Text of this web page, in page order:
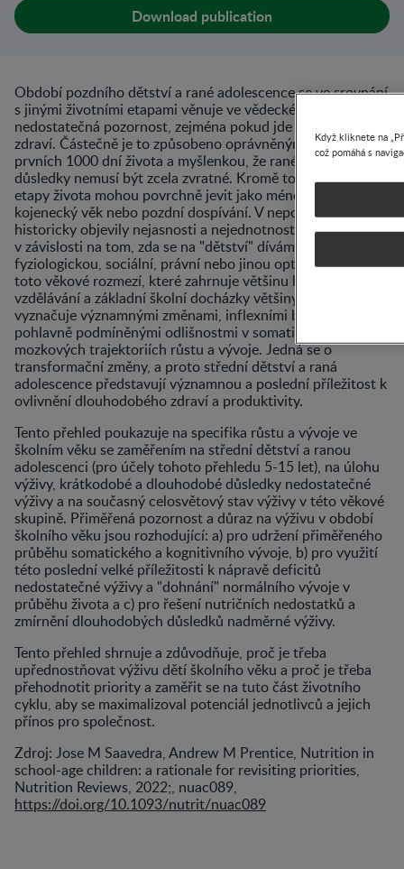
Download publication
Období pozdního dětství a rané adolescence se ve srovnání
s jinými životními etapami věnuje ve vědeckém výzkumu
nedostatečná pozornost, zejména pokud jde o výživu a
zdraví. Částečně je to způsobeno oprávněným důrazem na
prvních 1000 dní života a myšlenkou, že rané deficity a
důsledky nemusí být zcela zvratné. Kromě toho se tyto
etapy života mohou povrchně jevit jako méně "rušné" než
kojenecký věk nebo pozdní dospívání. V neposlední řadě se
historicky objevily nejasnosti a nejednotnost v terminologii
v závislosti na tom, zda se na "dětství" díváme
fyziologickou, sociální, právní nebo jinou optikou. Nicméně
toto věkové rozmezí, které zahrnuje většinu let základního
vzdělávání a základní školní docházky většiny jedinců, se
vyznačuje významnými změnami, inflexními body a
pohlavně podmíněnými odlišnostmi v somatických a
mozkových trajektoriích růstu a vývoje. Jedná se o
transformační změny, a proto střední dětství a raná
adolescence představují významnou a poslední příležitost k
ovlivnění dlouhodobého zdraví a produktivity.
Tento přehled poukazuje na specifika růstu a vývoje ve
školním věku se zaměřením na střední dětství a ranou
adolescenci (pro účely tohoto přehledu 5-15 let), na úlohu
výživy, krátkodobé a dlouhodobé důsledky nedostatečné
výživy a na současný celosvětový stav výživy v této věkové
skupině. Přiměřená pozornost a důraz na výživu v období
školního věku jsou rozhodující: a) pro udržení přiměřeného
průběhu somatického a kognitivního vývoje, b) pro využití
této poslední velké příležitosti k nápravě deficitů
nedostatečné výživy a "dohnání" normálního vývoje v
průběhu života a c) pro řešení nutričních nedostatků a
zmírnění dlouhodobých důsledků nadměrné výživy.
Tento přehled shrnuje a zdůvodňuje, proč je třeba
upřednostňovat výživu dětí školního věku a proč je třeba
přehodnotit priority a zaměřit se na tuto část životního
cyklu, aby se maximalizoval potenciál jednotlivců a jejich
přínos pro společnost.
Zdroj: Jose M Saavedra, Andrew M Prentice, Nutrition in
school-age children: a rationale for revisiting priorities,
Nutrition Reviews, 2022;, nuac089,
https://doi.org/10.1093/nutrit/nuac089
Když kliknete na
což pomáhá s